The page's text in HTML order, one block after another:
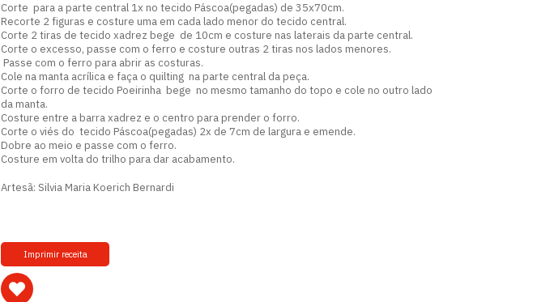
Corte para a parte central 1x no tecido Páscoa(pegadas) de 35x70cm.
Recorte 2 figuras e costure uma em cada lado menor do tecido central.
Corte 2 tiras de tecido xadrez bege de 10cm e costure nas laterais da parte central.
Corte o excesso, passe com o ferro e costure outras 2 tiras nos lados menores.
Passe com o ferro para abrir as costuras.
Cole na manta acrílica e faça o quilting na parte central da peça.
Corte o forro de tecido Poeirinha bege no mesmo tamanho do topo e cole no outro lado
da manta.
Costure entre a barra xadrez e o centro para prender o forro.
Corte o viés do tecido Páscoa(pegadas) 2x de 7cm de largura e emende.
Dobre ao meio e passe com o ferro.
Costure em volta do trilho para dar acabamento.
Artesã: Silvia Maria Koerich Bernardi
Imprimir receita